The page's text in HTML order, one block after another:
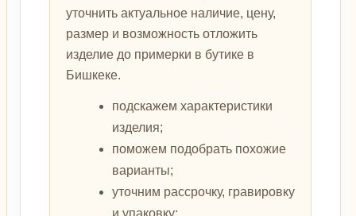
уточнить актуальное наличие, цену,
размер и возможность отложить
изделие до примерки в бутике в
Бишкеке.
подскажем характеристики
изделия;
поможем подобрать похожие
варианты;
уточним рассрочку, гравировку
и упаковку;